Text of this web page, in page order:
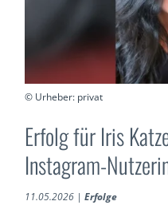
© Urheber: privat
Erfolg für Iris
Instagram-
11.05.2026 |Erfolge